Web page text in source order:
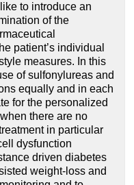
to introduce an
of the
patient’s individual
measures. In this
of sulfonylureas and
equally and in each
for the personalized
there are no
in particular
dysfunction
driven diabetes
weight-loss and